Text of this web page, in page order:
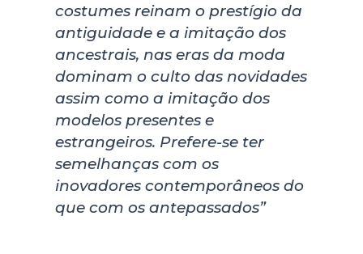
costumes reinam o prestígio da
antiguidade e a imitação dos
ancestrais, nas eras da moda
dominam o culto das novidades
assim como a imitação dos
modelos presentes e
estrangeiros. Prefere-se ter
semelhanças com os
inovadores contemporâneos do
que com os antepassados”